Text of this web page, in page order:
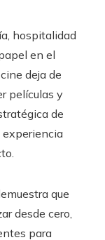
hospitalidad
en el
deja de
películas y
de
experiencia
que
desde cero,
para